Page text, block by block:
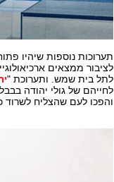
תערוכות נוספות שיהיו
לציבור ממצאים
לתל בית שמש. ותערוכת "
לחייהם של גולי יהודה
והפכו לעם שהצליח לשרוד